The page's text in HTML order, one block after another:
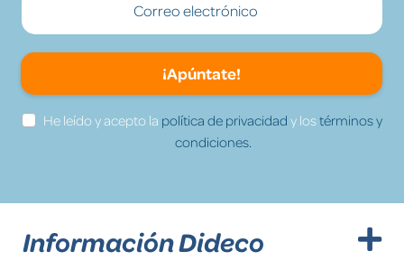
¡Apúntate!
He leído y acepto la política de privacidad y lostérminos y
condiciones.
Información Dideco